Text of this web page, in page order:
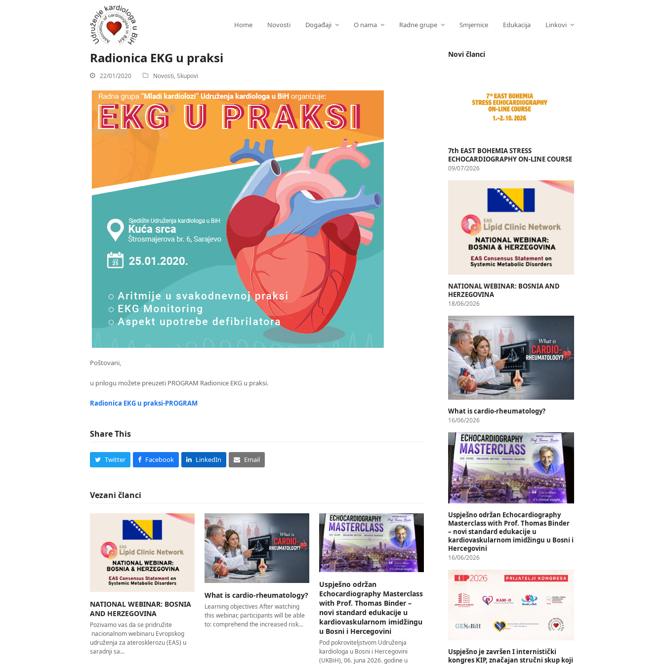
Home Novosti Događaji O nama Radne grupe Smjernice Edukacija Linkovi
Radionica EKG u praksi
22/01/2020 Novosti,Skupovi
Poštovani,
u prilogu možete preuzeti PROGRAM Radionice EKG u praksi.
Radionica EKG u praksi-PROGRAM
Share This
Twitter Facebook LinkedIn Email
Vezani članci
NATIONAL WEBINAR: BOSNIA
AND HERZEGOVINA
Pozivamo vas da se pridružite
nacionalnom webinaru Evropskog
udruženja za aterosklerozu (EAS) u
saradnji sa…
What is cardio-rheumatology?
Learning objectives After watching
this webinar, participants will be able
to: comprehend the increased risk…
Uspješno održan
Echocardiography Masterclass
with Prof. Thomas Binder –
novi standard edukacije u
kardiovaskularnom imidžingu
u Bosni i Hercegovini
Pod pokroviteljstvom Udruženja
kardiologa u Bosni i Hercegovini
(UKBiH), 06. juna 2026. godine u
Novi članci
7th EAST BOHEMIA STRESS
ECHOCARDIOGRAPHY ON-LINE COURSE
09/07/2026
NATIONAL WEBINAR: BOSNIA AND
HERZEGOVINA
18/06/2026
What is cardio-rheumatology?
16/06/2026
Uspješno održan Echocardiography
Masterclass with Prof. Thomas Binder
– novi standard edukacije u
kardiovaskularnom imidžingu u Bosni i
Hercegovini
16/06/2026
Uspješno je završen I internistički
kongres KIP, značajan stručni skup koji